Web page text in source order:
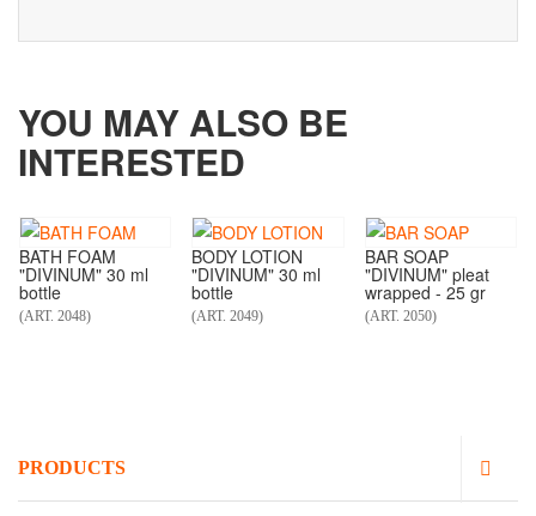
YOU MAY ALSO BE
INTERESTED
BATH FOAM
"DIVINUM" 30 ml
bottle
(ART. 2048)
BODY LOTION
"DIVINUM" 30 ml
bottle
(ART. 2049)
BAR SOAP
"DIVINUM" pleat
wrapped - 25 gr
(ART. 2050)
PRODUCTS